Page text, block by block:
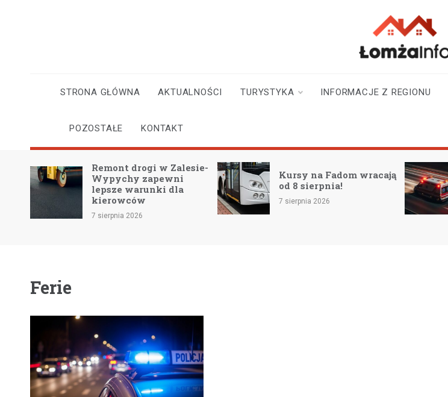
i okolicy
STRONA GŁÓWNA AKTUALNOŚCI TURYSTYKA INFORMACJE Z REGIONU
POZOSTAŁE KONTAKT
Remont drogi w Zalesie-
Wypychy zapewni
lepsze warunki dla
kierowców
7 sierpnia 2026
Kursy na Fadom wracają
od 8 sierpnia!
7 sierpnia 2026
Ferie